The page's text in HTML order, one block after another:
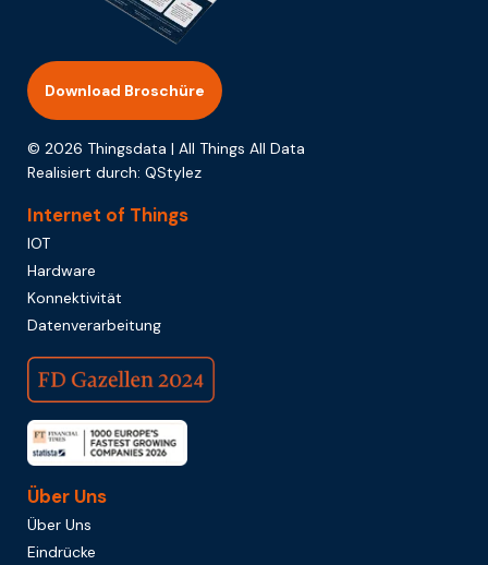
Download Broschüre
© 2026 Thingsdata | All Things All Data
Realisiert durch: QStylez
Internet of Things
IOT
Hardware
Konnektivität
Datenverarbeitung
Über Uns
Über Uns
Eindrücke